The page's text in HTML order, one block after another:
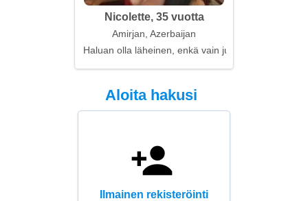
Nicolette, 35 vuotta
Amirjan, Azerbaijan
Haluan olla läheinen, enkä vain jutella
Aloita hakusi
Ilmainen rekisteröinti